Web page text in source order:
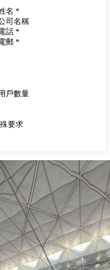
名 *
司名稱
話 *
郵 *
戶數量
要求